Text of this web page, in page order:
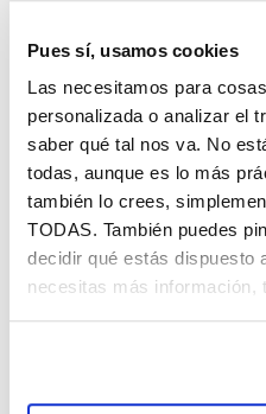
Pues sí, usamos cookies
Las necesitamos para
personalizada o analizar el
saber qué tal nos va. No
todas, aunque es lo más
también lo crees,
TODAS. También puedes
decidir qué estás dispuesto
necesitas más información,
Marco Legal
Diciembre 2013
Ley 26/2013, de 27 de
fundaciones bancarias.
Noviembre 2015
Circular 6/2015, de 17 de
España, sobre
de remuneraciones y
cajas de ahorros que no
negociación en mercados
derivadas de sus